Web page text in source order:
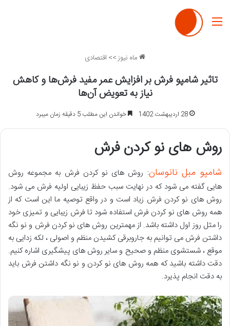
منو
ماه نیوز>> اقتصادی
تاثیر شامپو فرش بر افزایش عمر مفید فرش‌ها و کاهش
نیاز به تعویض آن‌ها
28 اردیبهشت 1402 خواندن این مطلب 5 دقیقه زمان میبرد
روش های نو کردن فرش
شامپو مبل نانوسان: روش های نو کردن فرش به مجموعه روش
هایی گفته می شود که در نهایت سبب حفظ زیبایی اولیه فرش می شود.
روش های نو کردن فرش زیاد است و در واقع توصیه ما این است که از
همه روش های نو کردن فرش استفاده شود تا فرش زیبایی و تمیزی خود
را مثل روز اول داشته باشد. از مهمترین روش های نو کردن فرش و نو نگه
داشتن فرش می توانیم به جاروبرقی کشیدن منظم و اصولی ، لکه زدایی به
موقع ، شستشوی منظم و صحیح و سایر روش های پیشگیری اشاره کنیم.
دقت داشته باشید که همه روش های نو کردن و نو نگه داشتن فرش باید
به دقت انجام پذیرد.